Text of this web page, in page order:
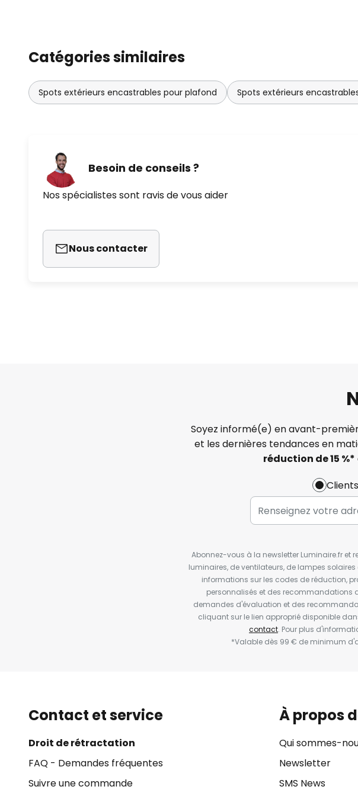
Catégories similaires
Spots extérieurs encastrables pour plafond Spots extérieurs
Besoin de conseils ?
Nos spécialistes sont ravis de vous aider
Nous contacter
Soyez informé(e) en avant-
et les dernières tendances en
réduction de 15 %*
Abonnez-vous à la newsletter Luminaire.fr et
luminaires, de ventilateurs, de lampes
informations sur les codes de réduction,
personnalisés et des recommandations
demandes d'évaluation et des
cliquant sur le lien approprié disponible
contact. Pour plus
*Valable dès 99 € de minimum
Contact et service
Droit de rétractation
FAQ - Demandes fréquentes
Suivre une commande
À propos
Qui sommes-
Newsletter
SMS News